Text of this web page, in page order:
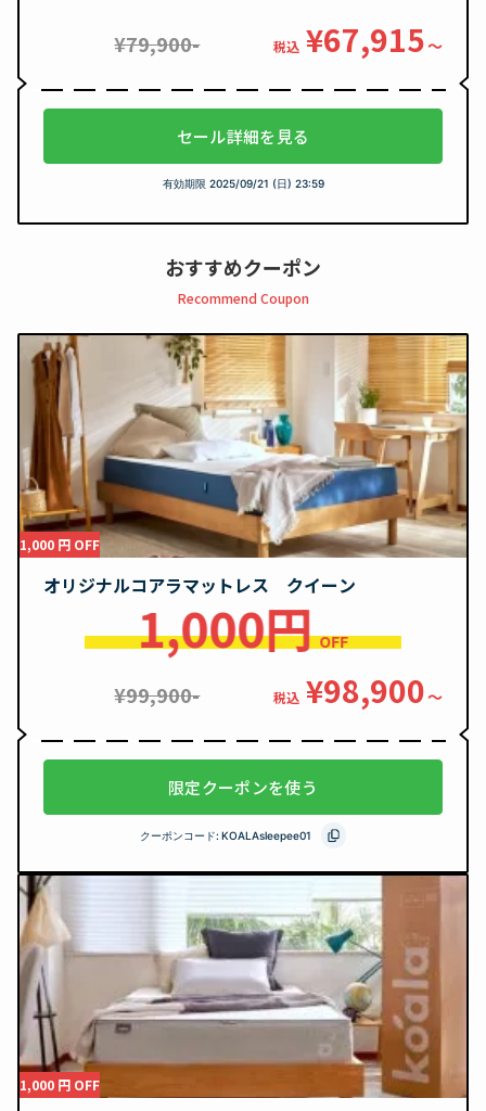
¥79,900- 税込 ¥67,915〜
セール詳細を見る
有効期限 2025/09/21 (日) 23:59
おすすめクーポン
Recommend Coupon
1,000 円 OFF
オリジナルコアラマットレス クイーン
1,000円 OFF
¥99,900- 税込 ¥98,900〜
限定クーポンを使う
クーポンコード: KOALAsleepee01
1,000 円 OFF